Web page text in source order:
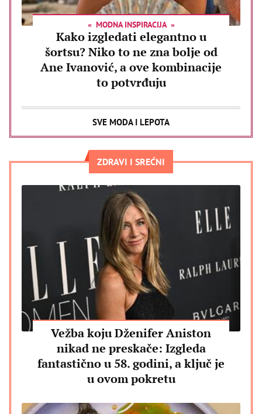
MODNA INSPIRACIJA
Kako izgledati elegantno u
šortsu? Niko to ne zna bolje od
Ane Ivanović, a ove kombinacije
to potvrđuju
SVE MODA I LEPOTA
ZDRAVI I SREĆNI
Vežba koju Dženifer Aniston
nikad ne preskače: Izgleda
fantastično u 58. godini, a ključ je
u ovom pokretu